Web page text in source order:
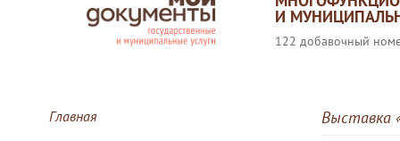
И
122 добавочный
Главная Выставка